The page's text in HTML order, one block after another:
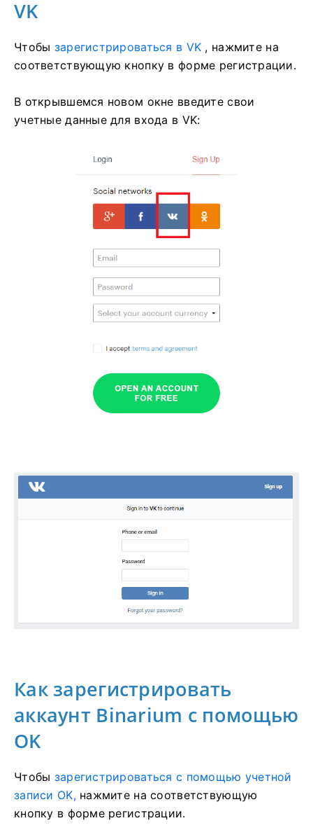
VK
Чтобы зарегистрироваться в VK , нажмите на
соответствующую кнопку в форме регистрации.
В открывшемся новом окне введите свои
учетные данные для входа в VK:
Как зарегистрировать
аккаунт Binarium с помощью
OK
Чтобы зарегистрироваться с помощью учетной
записи OK,нажмите на соответствующую
кнопку в форме регистрации.